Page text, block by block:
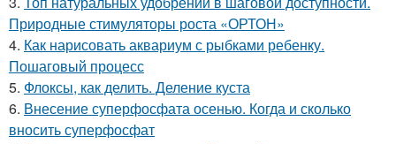
Природные стимуляторы роста «ОРТОН»
4. Как нарисовать аквариум с рыбками ребенку.
Пошаговый процесс
5. Флоксы, как делить. Деление куста
6. Внесение суперфосфата осенью. Когда и сколько
вносить суперфосфат